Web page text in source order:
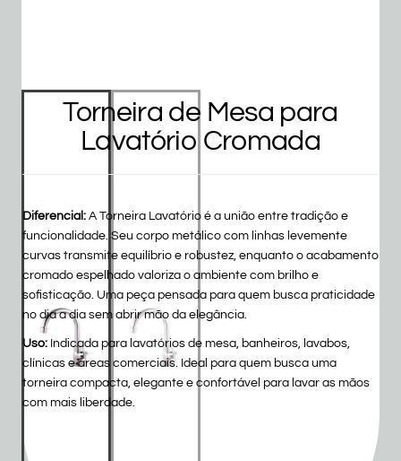
Torneira de Mesa para
Lavatório Cromada
Diferencial: A Torneira Lavatório é a união entre tradição e
funcionalidade. Seu corpo metálico com linhas levemente
curvas transmite equilíbrio e robustez, enquanto o acabamento
cromado espelhado valoriza o ambiente com brilho e
sofisticação. Uma peça pensada para quem busca praticidade
no dia a dia sem abrir mão da elegância.
Uso: Indicada para lavatórios de mesa, banheiros, lavabos,
clínicas e áreas comerciais. Ideal para quem busca uma
torneira compacta, elegante e confortável para lavar as mãos
com mais liberdade.